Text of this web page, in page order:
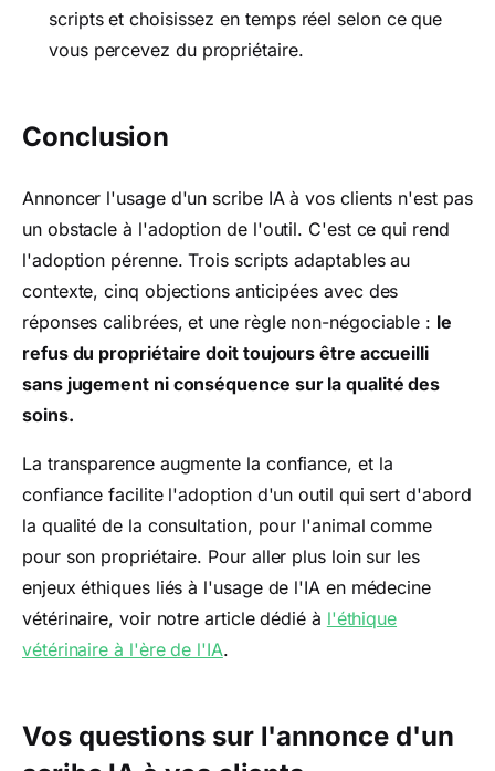
scripts et choisissez en temps réel selon ce que
vous percevez du propriétaire.
Conclusion
Annoncer l'usage d'un scribe IA à vos clients n'est pas
un obstacle à l'adoption de l'outil. C'est ce qui rend
l'adoption pérenne. Trois scripts adaptables au
contexte, cinq objections anticipées avec des
réponses calibrées, et une règle non-négociable : le
refus du propriétaire doit toujours être accueilli
sans jugement ni conséquence sur la qualité des
soins.
La transparence augmente la confiance, et la
confiance facilite l'adoption d'un outil qui sert d'abord
la qualité de la consultation, pour l'animal comme
pour son propriétaire. Pour aller plus loin sur les
enjeux éthiques liés à l'usage de l'IA en médecine
vétérinaire, voir notre article dédié à l'éthique
vétérinaire à l'ère de l'IA.
Vos questions sur l'annonce d'un